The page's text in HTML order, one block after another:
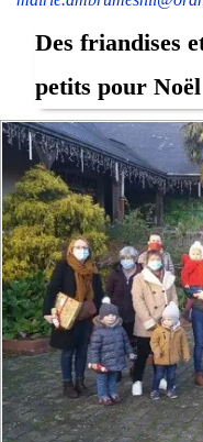
Des friandises
petits pour Noël